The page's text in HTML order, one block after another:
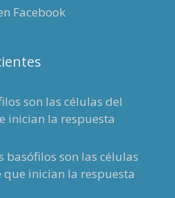
Facebook
son las células del
inician la respuesta
basófilos son las células
inician la respuesta